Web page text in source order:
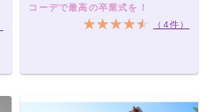
コーデで最高の卒業式を！
（4件）